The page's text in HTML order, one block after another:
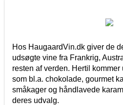
Hos HaugaardVin.dk giver de
udsøgte vine fra Frankrig,
resten af verden. Hertil
som bl.a. chokolade, gourmet
småkager og håndlavede
deres udvalg.